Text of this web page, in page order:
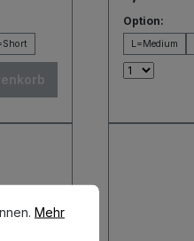
Option:
L=Medium
Mehr Informationen ...
Mehr